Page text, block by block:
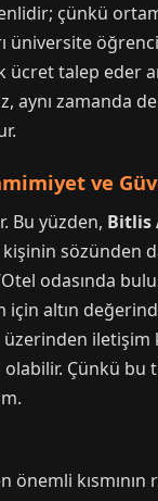
çünkü
üniversite
talep eder
aynı zamanda
ve
Bu yüzden, Bitlis
sözünden
odasında
için altın
Çünkü bu
önemli